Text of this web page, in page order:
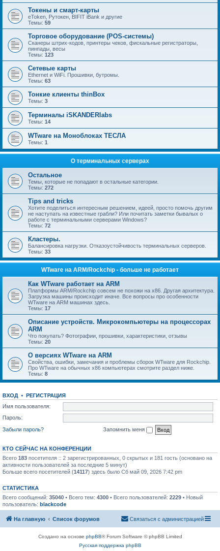
Токены и смарт-карты
eToken, Рутокен, BIFIT iBank и другие
Темы: 59
Торговое оборудование (POS-системы)
Сканеры штрих-кодов, принтеры чеков, фискальные регистраторы,
пинпады, весы
Темы: 123
Сетевые карты
Ethernet и WiFi. Прошивки, бутромы.
Темы: 63
Тонкие клиенты thinBox
Темы: 3
Терминалы iSKANDERlabs
Темы: 14
WTware на Моноблоках ТЕСЛА
Темы: 1
О терминальных серверах
Остальное
Темы, которые не попадают в остальные категории.
Темы: 272
Tips and tricks
Хотите поделиться интересным решением, идеей, просто помочь другим
не наступать на известные грабли? Или почитать заметки бывалых о
работе с терминальными серверами Windows?
Темы: 72
Кластеры.
Балансировка нагрузки. Отказоустойчивость терминальных серверов.
Темы: 33
WTware на ARM/Rockchip - больше не работает
Как WTware работает на ARM
Платформы ARM/Rockchip совсем не похожи на x86. Другая архитектура.
Загрузка машины происходит иначе. Все вопросы про особенности
WTware на ARM машинах здесь.
Темы: 17
Описание устройств. Микрокомпьютеры на процессорах
ARM
Что покупать? Фотографии, прошивки, характеристики, отзывы
Темы: 20
О версиях WTware на ARM
Свойства, ошибки, замечания и проблемы сборок WTware для Rockchip.
Про WTware на обычных x86 компьютерах смотрите раздел ниже.
Темы: 8
ВХОД • РЕГИСТРАЦИЯ
Имя пользователя:
Пароль:
Забыли пароль?
Запомнить меня
КТО СЕЙЧАС НА КОНФЕРЕНЦИИ
Всего 183 посетителя :: 2 зарегистрированных, 0 скрытых и 181 гость (основано на
активности пользователей за последние 5 минут)
Больше всего посетителей (14117) здесь было Сб май 09, 2026 7:42 pm
СТАТИСТИКА
Всего сообщений: 35040 • Всего тем: 4300 • Всего пользователей: 2229 • Новый
пользователь: blackcode
На главную Список форумов Связаться с администрацией
Создано на основе phpBB® Forum Software © phpBB Limited
Русская поддержка phpBB